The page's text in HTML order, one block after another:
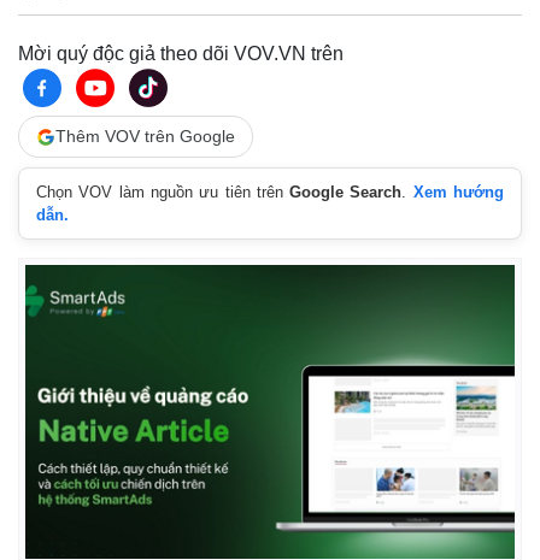
Mời quý độc giả theo dõi VOV.VN trên
Thêm VOV trên Google
Chọn VOV làm nguồn ưu tiên trênGoogle Search. Xem hướng
dẫn.